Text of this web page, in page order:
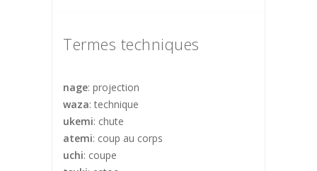
Termes techniques
nage: projection
waza: technique
ukemi: chute
atemi: coup au corps
uchi: coupe